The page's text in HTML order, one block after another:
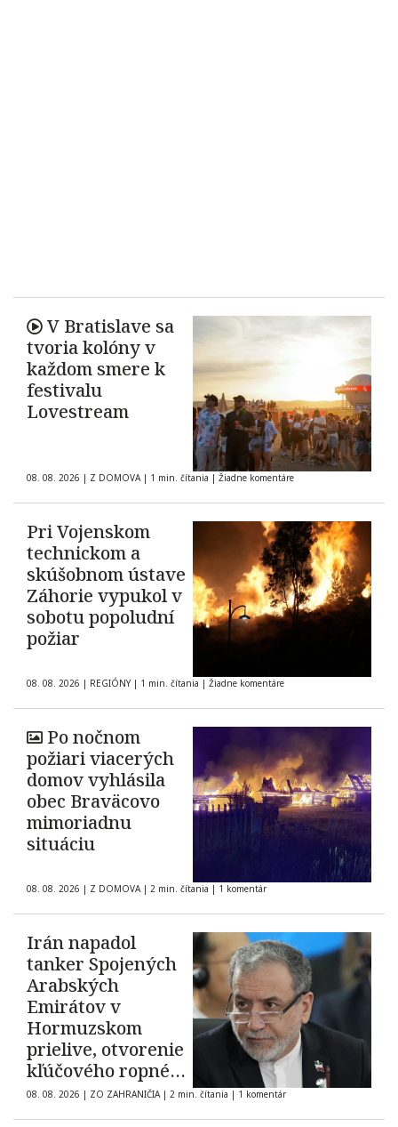
V Bratislave sa
tvoria kolóny v
každom smere k
festivalu
Lovestream
08. 08. 2026 | Z DOMOVA | 1 min. čítania | Žiadne komentáre
Pri Vojenskom
technickom a
skúšobnom ústave
Záhorie vypukol v
sobotu popoludní
požiar
08. 08. 2026 | REGIÓNY | 1 min. čítania | Žiadne komentáre
Po nočnom
požiari viacerých
domov vyhlásila
obec Braväcovo
mimoriadnu
situáciu
08. 08. 2026 | Z DOMOVA | 2 min. čítania | 1 komentár
Irán napadol
tanker Spojených
Arabských
Emirátov v
Hormuzskom
prielive, otvorenie
kľúčového ropného
koridoru ostáva
neisté
08. 08. 2026 | ZO ZAHRANIČIA | 2 min. čítania | 1 komentár